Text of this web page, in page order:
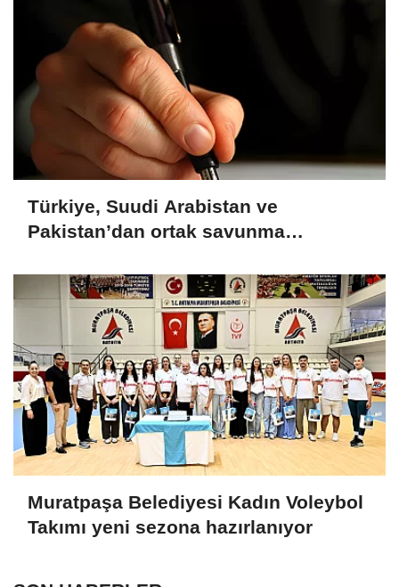
Türkiye, Suudi Arabistan ve
Pakistan’dan ortak savunma
Muratpaşa Belediyesi Kadın Voleybol
Takımı yeni sezona hazırlanıyor